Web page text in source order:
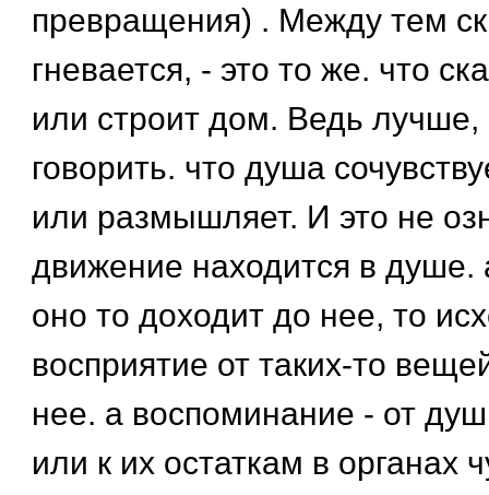
превращения) . Между тем
гневается, - это то же. что
или строит дом. Ведь
говорить. что душа
или размышляет. И это не
движение находится в душе.
оно то доходит до нее, то
восприятие от таких-то
нее. а воспоминание - от
или к их остаткам в органах